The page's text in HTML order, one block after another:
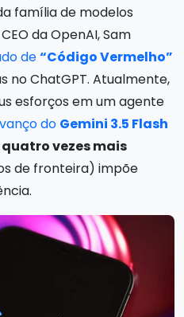
família de modelos
da OpenAI, Sam
de“Código Vermelho”
no ChatGPT. Atualmente,
esforços em um agente
do Gemini 3.5 Flash
quatro vezes mais
de fronteira) impõe